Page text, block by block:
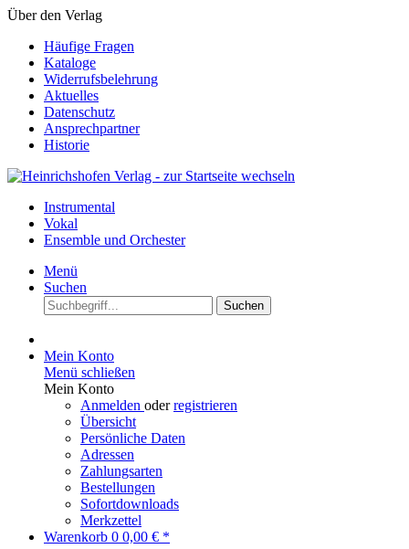
Über den Verlag
Häufige Fragen
Kataloge
Widerrufsbelehrung
Aktuelles
Datenschutz
Ansprechpartner
Historie
Instrumental
Vokal
Ensemble und Orchester
Menü
Suchen
Suchen
Mein Konto
Menü schließen
Mein Konto
Anmelden oderregistrieren
Übersicht
Persönliche Daten
Adressen
Zahlungsarten
Bestellungen
Sofortdownloads
Merkzettel
Warenkorb 0 0,00 € *